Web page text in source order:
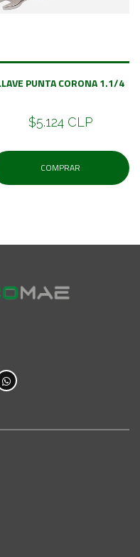
PUNTA CORONA 1.1/4
$5.124 CLP
COMPRAR